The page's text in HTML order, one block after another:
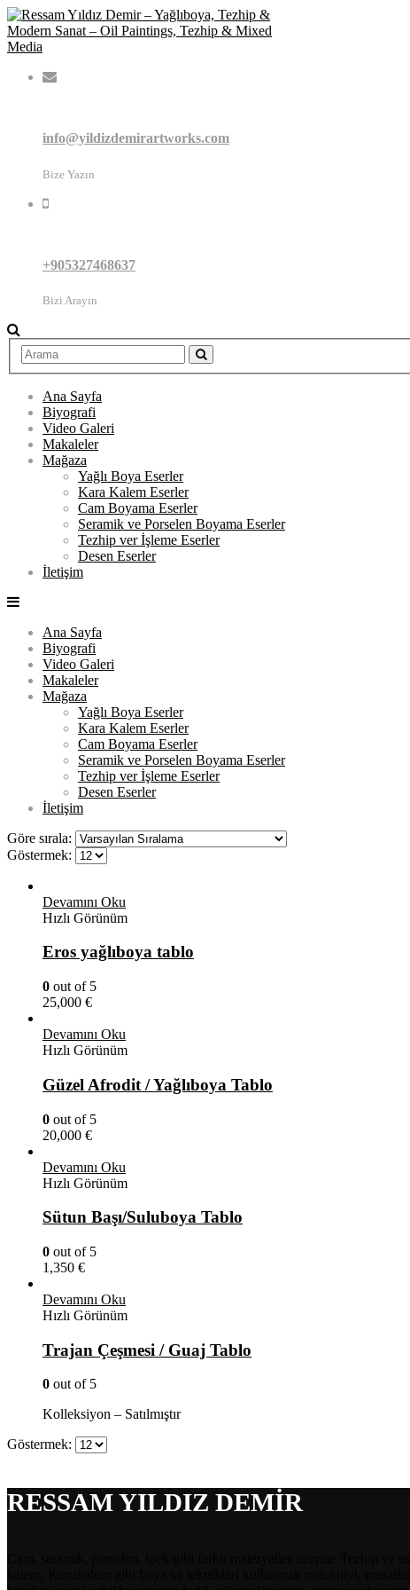
info@yildizdemirartworks.com
Bize Yazın
+905327468637
Bizi Arayın
Ana Sayfa
Biyografi
Video Galeri
Makaleler
Mağaza
Yağlı Boya Eserler
Kara Kalem Eserler
Cam Boyama Eserler
Seramik ve Porselen Boyama Eserler
Tezhip ver İşleme Eserler
Desen Eserler
İletişim
Ana Sayfa
Biyografi
Video Galeri
Makaleler
Mağaza
Yağlı Boya Eserler
Kara Kalem Eserler
Cam Boyama Eserler
Seramik ve Porselen Boyama Eserler
Tezhip ver İşleme Eserler
Desen Eserler
İletişim
Göre sırala:
Göstermek:
Devamını Oku
Hızlı Görünüm
Eros yağlıboya tablo
0 out of 5
25,000 €
Devamını Oku
Hızlı Görünüm
Güzel Afrodit / Yağlıboya Tablo
0 out of 5
20,000 €
Devamını Oku
Hızlı Görünüm
Sütun Başı/Suluboya Tablo
0 out of 5
1,350 €
Devamını Oku
Hızlı Görünüm
Trajan Çeşmesi / Guaj Tablo
0 out of 5
Kolleksiyon – Satılmıştır
Göstermek:
RESSAM YILDIZ DEMİR
kalem, Kurukalem gibi boya ve teknikleri kullanarak mitolojiyi,